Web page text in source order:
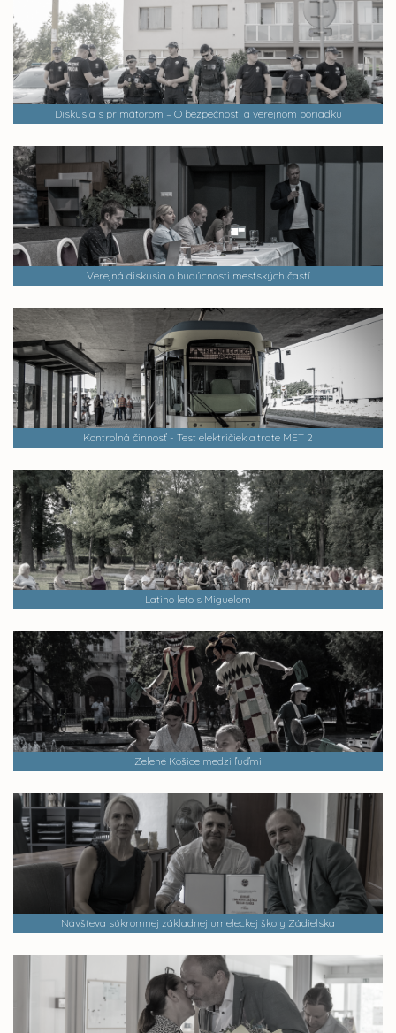
Diskusia s primátorom – O bezpečnosti a verejnom poriadku
Verejná diskusia o budúcnosti mestských častí
Kontrolná činnosť - Test električiek a trate MET 2
Latino leto s Miguelom
Zelené Košice medzi ľuďmi
Návšteva súkromnej základnej umeleckej školy Zádielska